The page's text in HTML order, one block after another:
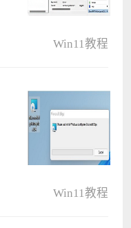
Win11教程
Win11教程